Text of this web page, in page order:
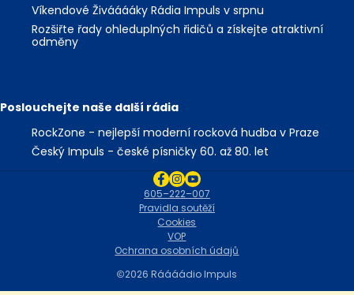
Víkendové Živááááky Rádia Impuls v srpnu
Rozšiřte řady ohleduplných řidičů a získejte atraktivní
odměny
Poslouchejte naše další rádia
RockZone - nejlepší moderní rocková hudba v Praze
Český Impuls - české písničky 60. až 80. let
2026 Ráááádio Impuls
Ochrana osobních údajů
VOP
Cookies
Pravidla soutěží
605–222–007